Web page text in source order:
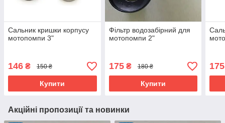
Сальник кришки корпусу
мотопомпи 3"
146 ₴ 150 ₴
Купити
Фільтр водозабірний для
мотопомпи 2"
175₴ 180 ₴
Купити
175
Акційні пропозиції та новинки